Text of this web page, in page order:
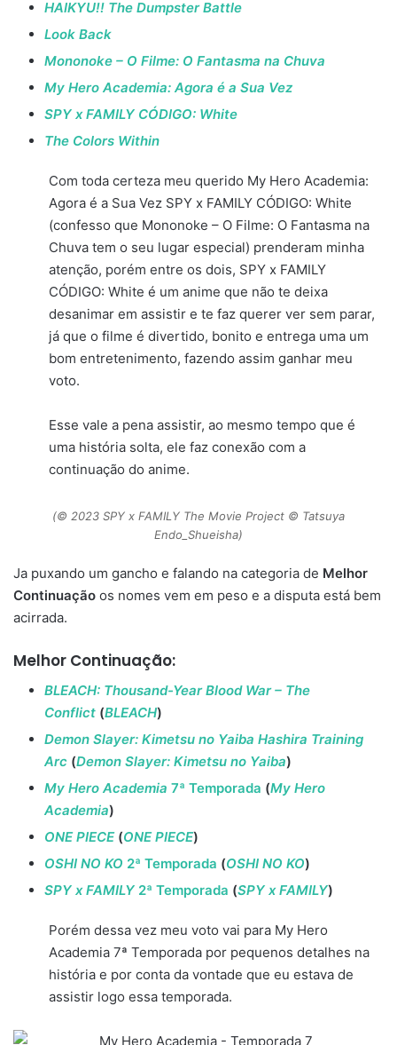
HAIKYU!! The Dumpster Battle
Look Back
Mononoke – O Filme: O Fantasma na Chuva
My Hero Academia: Agora é a Sua Vez
SPY x FAMILY CÓDIGO: White
The Colors Within
Com toda certeza meu querido My Hero Academia:
Agora é a Sua Vez SPY x FAMILY CÓDIGO: White
(confesso que Mononoke – O Filme: O Fantasma na
Chuva tem o seu lugar especial) prenderam minha
atenção, porém entre os dois, SPY x FAMILY
CÓDIGO: White é um anime que não te deixa
desanimar em assistir e te faz querer ver sem parar,
já que o filme é divertido, bonito e entrega uma um
bom entretenimento, fazendo assim ganhar meu
voto.
Esse vale a pena assistir, ao mesmo tempo que é
uma história solta, ele faz conexão com a
continuação do anime.
(© 2023 SPY x FAMILY The Movie Project © Tatsuya
Endo_Shueisha)
Ja puxando um gancho e falando na categoria de Melhor
Continuação os nomes vem em peso e a disputa está bem
acirrada.
Melhor Continuação:
BLEACH: Thousand-Year Blood War – The
Conflict (BLEACH)
Demon Slayer: Kimetsu no Yaiba Hashira Training
Arc (Demon Slayer: Kimetsu no Yaiba)
My Hero Academia 7ª Temporada (My Hero
Academia)
ONE PIECE(ONE PIECE)
OSHI NO KO 2ª Temporada (OSHI NO KO)
SPY x FAMILY 2ª Temporada (SPY x FAMILY)
Porém dessa vez meu voto vai para My Hero
Academia 7ª Temporada por pequenos detalhes na
história e por conta da vontade que eu estava de
assistir logo essa temporada.